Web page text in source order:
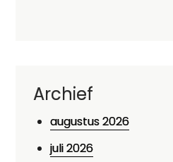
Archief
augustus 2026
juli 2026